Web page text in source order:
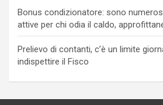
Bonus condizionatore: sono
attive per chi odia il caldo,
Prelievo di contanti, c’è un limite
indispettire il Fisco